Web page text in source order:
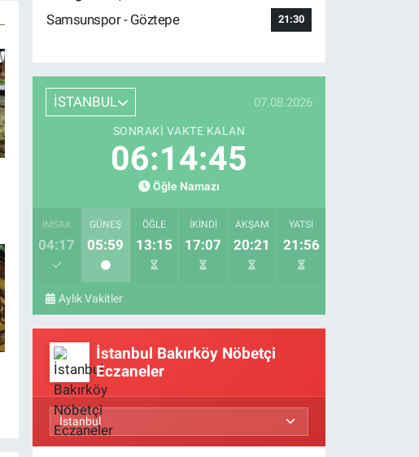
Samsunspor - Göztepe
21:30
İSTANBUL 07.08.2026
SONRAKI VAKTE KALAN
06:14:44
Öğle Namazı
İMSAK
04:17
GÜNEŞ
05:59
ÖĞLE
13:15
İKINDI
17:07
AKŞAM
20:21
YATSI
21:56
Aylık Vakitler
İstanbul Bakırköy Nöbetçi
Eczaneler